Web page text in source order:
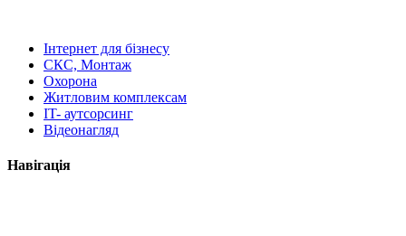
Інтернет для бізнесу
СКС, Монтаж
Охорона
Житловим комплексам
IT- аутсорсинг
Відеонагляд
Навігація